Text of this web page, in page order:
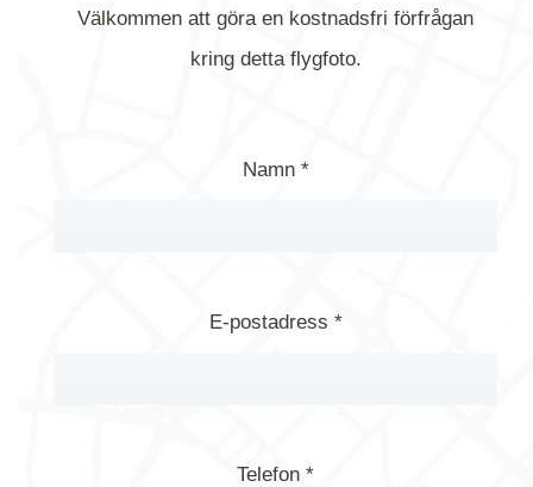
Välkommen att göra en kostnadsfri förfrågan
kring detta flygfoto.
Namn *
E-postadress *
Telefon *